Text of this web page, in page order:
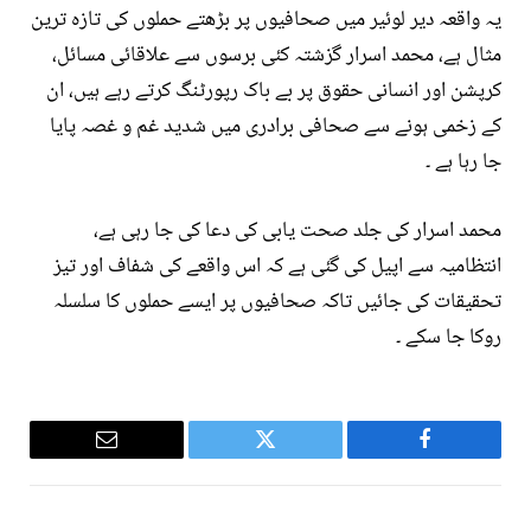
یہ واقعہ دیر لوئیر میں صحافیوں پر بڑھتے حملوں کی تازہ ترین
مثال ہے، محمد اسرار گزشتہ کئی برسوں سے علاقائی مسائل،
کرپشن اور انسانی حقوق پر بے باک رپورٹنگ کرتے رہے ہیں، ان
کے زخمی ہونے سے صحافی برادری میں شدید غم و غصہ پایا
جا رہا ہے ۔
محمد اسرار کی جلد صحت یابی کی دعا کی جا رہی ہے،
انتظامیہ سے اپیل کی گئی ہے کہ اس واقعے کی شفاف اور تیز
تحقیقات کی جائیں تاکہ صحافیوں پر ایسے حملوں کا سلسلہ
روکا جا سکے ۔
Facebook
Twitter
Email